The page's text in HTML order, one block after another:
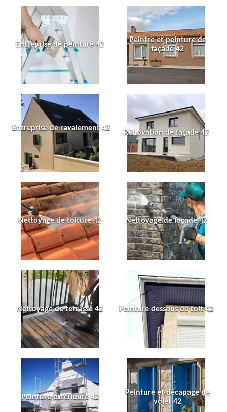
Entreprise de peinture 42
Peintre et peinture de
façade 42
Entreprise de ravalement 42
Rénovation de façade 42
Nettoyage de toiture 42 Nettoyage de façade 42
Nettoyage de terrasse 42 Peinture dessous de toit 42
Peinture extérieure 42
Peinture et décapage de
volet 42